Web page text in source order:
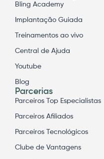
Bling Academy
Implantação Guiada
Treinamentos ao vivo
Central de Ajuda
Youtube
Blog
Parcerias
Parceiros Top Especialistas
Parceiros Afiliados
Parceiros Tecnológicos
Clube de Vantagens